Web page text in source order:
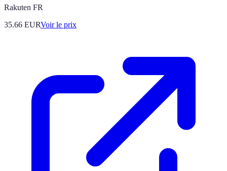
Rakuten FR
35.66 EURVoir le prix